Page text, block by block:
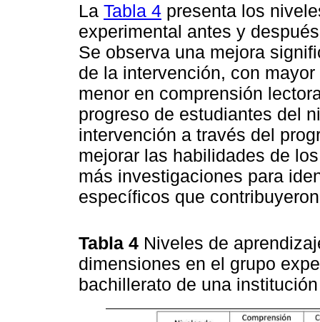
La Tabla 4 presenta los
experimental antes y
Se observa una mejora
de la intervención, con
menor en comprensión
progreso de estudiantes del
intervención a través del
mejorar las habilidades de
más investigaciones para
específicos que
Tabla 4 Niveles de
dimensiones en el grupo
bachillerato de una